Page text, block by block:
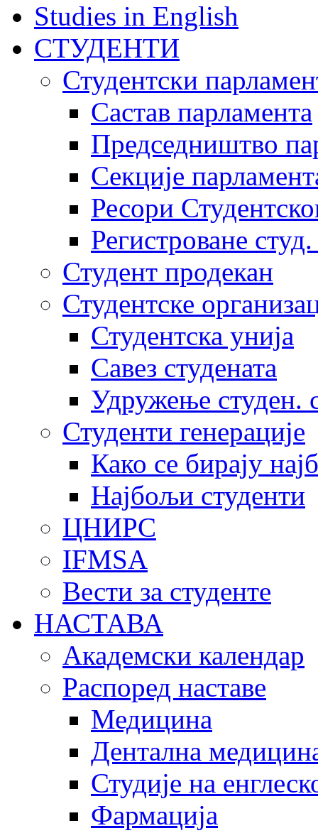
Studies in English
СТУДЕНТИ
Студентски
Састав парламента
Председништво
Секције
Ресори
Регистроване
Студент продекан
Студентске
Студентска унија
Савез студената
Удружење студен.
Студенти генерације
Како се бирају
Најбољи студенти
ЦНИРС
IFMSA
Вести за студенте
НАСТАВА
Академски календар
Распоред наставе
Медицина
Дентална
Студије на
Фармација